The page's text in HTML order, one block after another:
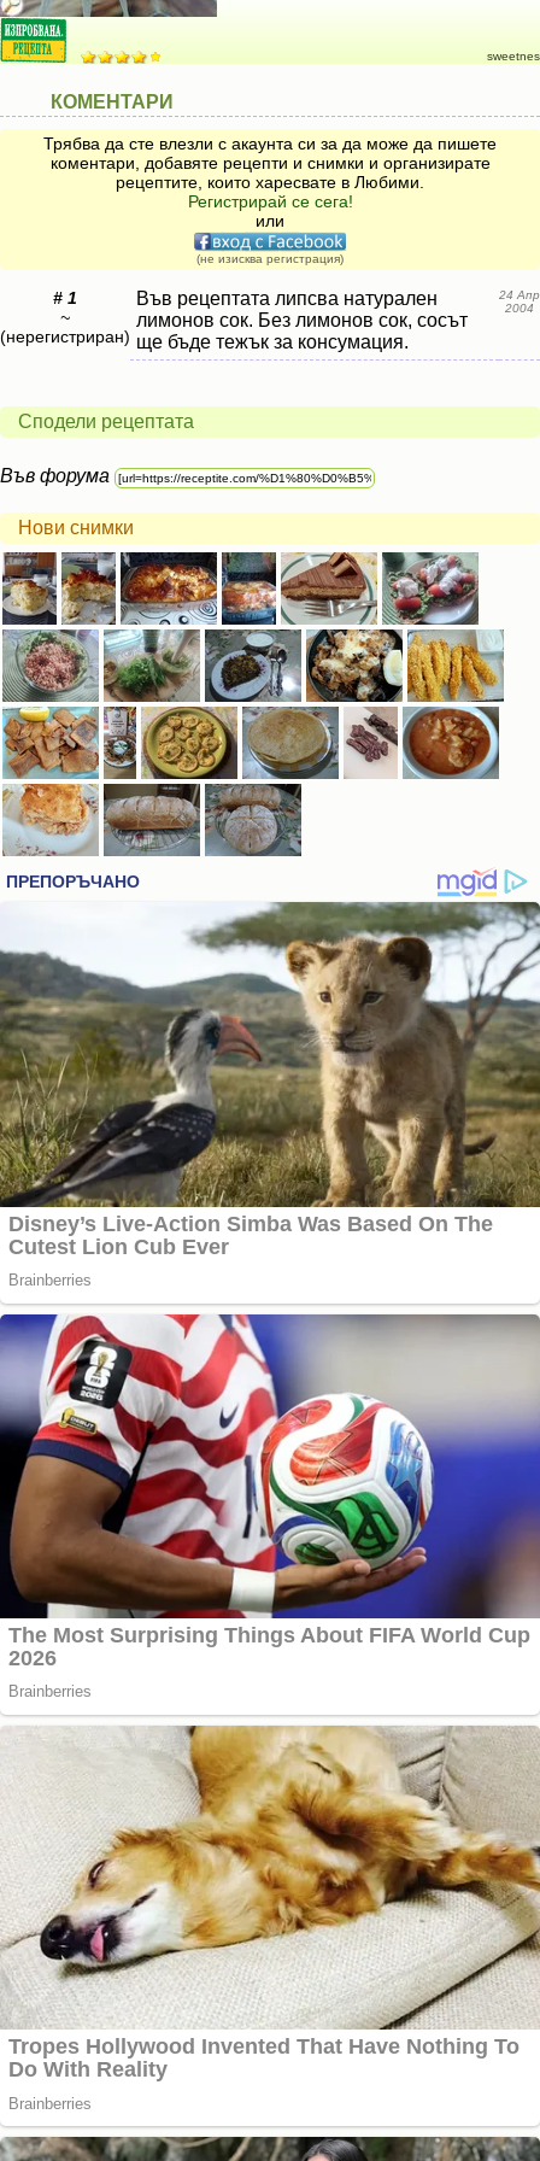
sweetnes
КОМЕНТАРИ
Трябва да сте влезли с акаунта си за да може да пишете
коментари, добавяте рецепти и снимки и организирате
рецептите, които харесвате в Любими.
Регистрирай се сега!
или
(не изисква регистрация)
# 1
~
(нерегистриран)
Във рецептата липсва натурален
лимонов сок. Без лимонов сок, сосът
ще бъде тежък за консумация.
24 Апр
2004
Сподели рецептата
Във форума
Нови снимки